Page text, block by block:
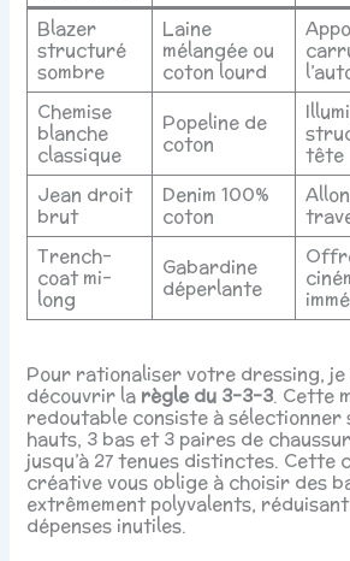
Blazer
structuré
sombre
Laine
mélangée ou
coton lourd
Chemise
blanche
classique
Popeline de
coton
tête
Jean droit
brut
Denim 100%
coton
Trench-
coat mi-
long
Gabardine
déperlante
Pour rationaliser votre dressing, je
découvrir la règle du 3-3-3. Cette
redoutable consiste à sélectionner
hauts, 3 bas et 3 paires de
jusqu’à 27 tenues distinctes. Cette
créative vous oblige à choisir des
extrêmement polyvalents,
dépenses inutiles.